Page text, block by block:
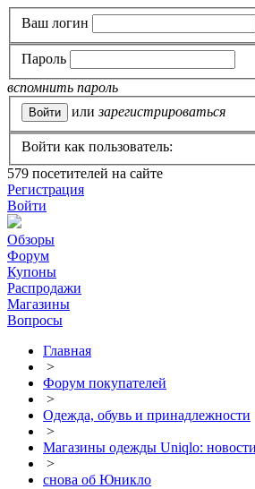
Ваш логин
Пароль
вспомнить пароль
или зарегистрироваться
Войти как пользователь:
579 посетителей на сайте
Регистрация
Войти
Обзоры
Форум
Купоны
Распродажи
Магазины
Вопросы
Главная
>
Форум покупателей
>
Одежда, обувь и принадлежности
>
Магазины одежды Uniqlo:
>
снова об Юникло